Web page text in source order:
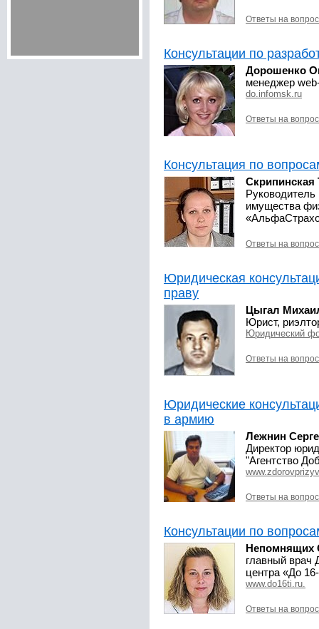
Ответы на
Консультации по
Дорошенко
менеджер
do.infomsk.ru
Ответы на
Консультация по
Скрипинская
Руководитель
имущества
Ответы на
Юридическая
праву
Цыгал
Юрист,
Юридический
Ответы на
Юридические
в армию
Лежнин
Директор
"Агентство
Ответы на
Консультации по
Непомнящих
главный врач
центра «До
www.do16ti.ru.
Ответы на